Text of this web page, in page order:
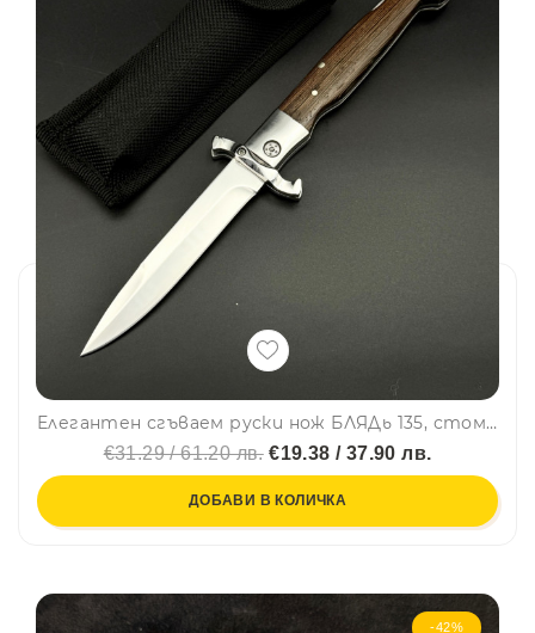
Елегантен сгъваем руски нож БЛЯДь 135, стомана 65х13, дръжка венге, калъф
€31.29 / 61.20 лв.€19.38 / 37.90 лв.
ДОБАВИ В КОЛИЧКА
-42%